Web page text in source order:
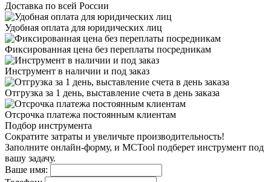
Доставка по всей России
Удобная оплата для юридических лиц
Фиксированная цена без переплаты посредникам
Инструмент в наличии и под заказ
Отгрузка за 1 день, выставление счета в день заказа
Отсрочка платежа постоянным клиентам
Подбор инструмента
Сократите затраты и увеличьте производительность!
Заполните онлайн-форму, и MCTool подберет инструмент под
вашу задачу.
Ваше имя: